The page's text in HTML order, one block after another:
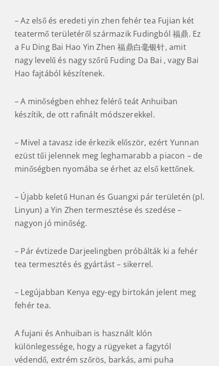
– Az első és eredeti yin zhen fehér tea Fujian két
teatermő területéről származik Fudingból 福鼎. Ez
a Fu Ding Bai Hao Yin Zhen 福鼎白毫银针, amit
nagy levelű és nagy szőrű Fuding Da Bai , vagy Bai
Hao fajtából készítenek.
– A minőségben ehhez felérő teát Anhuiban
készítik, de ott rafinált módszerekkel.
– Mivel a tavasz ide érkezik először, ezért Yunnan
ezüst tűi jelennek meg leghamarabb a piacon – de
minőségben nyomába se érhet az első kettőnek.
– Újabb keletű Hunan és Guangxi pár területén (pl.
Linyun) a Yin Zhen termesztése és szedése –
nagyon jó minőség.
– Pár évtizede Darjeelingben próbálták ki a fehér
tea termesztés és gyártást – sikerrel.
– Legújabban Kenya egy-egy birtokán jelent meg
fehér tea.
A fujani és Anhuiban is használt klón
különlegessége, hogy a rügyeket a fagytól
védendő, extrém szőrös, barkás, ami puha